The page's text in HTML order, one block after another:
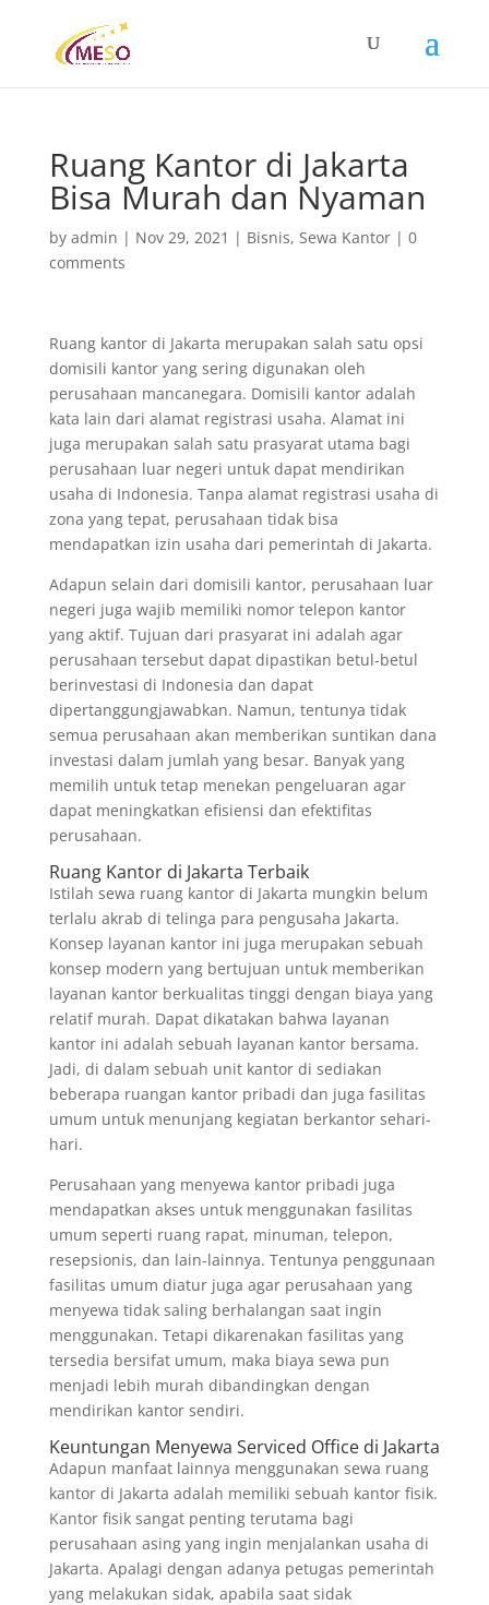
Ruang Kantor di Jakarta
Bisa Murah dan Nyaman
by admin | Nov 29, 2021 | Bisnis, Sewa Kantor| 0
comments
Ruang kantor di Jakarta merupakan salah satu opsi
domisili kantor yang sering digunakan oleh
perusahaan mancanegara. Domisili kantor adalah
kata lain dari alamat registrasi usaha. Alamat ini
juga merupakan salah satu prasyarat utama bagi
perusahaan luar negeri untuk dapat mendirikan
usaha di Indonesia. Tanpa alamat registrasi usaha di
zona yang tepat, perusahaan tidak bisa
mendapatkan izin usaha dari pemerintah di Jakarta.
Adapun selain dari domisili kantor, perusahaan luar
negeri juga wajib memiliki nomor telepon kantor
yang aktif. Tujuan dari prasyarat ini adalah agar
perusahaan tersebut dapat dipastikan betul-betul
berinvestasi di Indonesia dan dapat
dipertanggungjawabkan. Namun, tentunya tidak
semua perusahaan akan memberikan suntikan dana
investasi dalam jumlah yang besar. Banyak yang
memilih untuk tetap menekan pengeluaran agar
dapat meningkatkan efisiensi dan efektifitas
perusahaan.
Ruang Kantor di Jakarta Terbaik
Istilah sewa ruang kantor di Jakarta mungkin belum
terlalu akrab di telinga para pengusaha Jakarta.
Konsep layanan kantor ini juga merupakan sebuah
konsep modern yang bertujuan untuk memberikan
layanan kantor berkualitas tinggi dengan biaya yang
relatif murah. Dapat dikatakan bahwa layanan
kantor ini adalah sebuah layanan kantor bersama.
Jadi, di dalam sebuah unit kantor di sediakan
beberapa ruangan kantor pribadi dan juga fasilitas
umum untuk menunjang kegiatan berkantor sehari-
hari.
Perusahaan yang menyewa kantor pribadi juga
mendapatkan akses untuk menggunakan fasilitas
umum seperti ruang rapat, minuman, telepon,
resepsionis, dan lain-lainnya. Tentunya penggunaan
fasilitas umum diatur juga agar perusahaan yang
menyewa tidak saling berhalangan saat ingin
menggunakan. Tetapi dikarenakan fasilitas yang
tersedia bersifat umum, maka biaya sewa pun
menjadi lebih murah dibandingkan dengan
mendirikan kantor sendiri.
Keuntungan Menyewa Serviced Office di Jakarta
Adapun manfaat lainnya menggunakan sewa ruang
kantor di Jakarta adalah memiliki sebuah kantor fisik.
Kantor fisik sangat penting terutama bagi
perusahaan asing yang ingin menjalankan usaha di
Jakarta. Apalagi dengan adanya petugas pemerintah
yang melakukan sidak, apabila saat sidak